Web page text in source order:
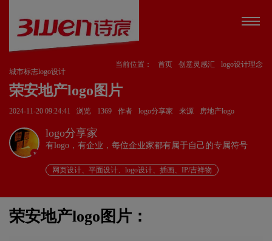
当前位置： 首页 创意灵感汇
logo设计理念
城市标志logo设计
荣安地产logo图片
2024-11-20 09:24:41 浏览 1369 作者 logo分享家 来源 房地产logo
v
logo分享家
有logo，有企业，每位企业家都有属于自己的专属符号
网页设计、平面设计、logo设计、插画、IP/吉祥物
荣安地产logo图片：